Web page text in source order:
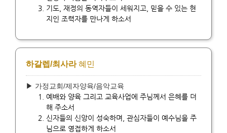
기도, 재정의 동역자들이 세워지고, 믿을 수 있는 현
지인 조력자를 만나게 하소서
하갈렙/최사라혜민
▶ 가정교회/제자양육/음악교육
예배와 양육 그리고 교육사업에 주님께서 은혜를 더
해 주소서
신자들의 신앙이 성숙하며, 관심자들이 예수님을 주
님으로 영접하게 하소서